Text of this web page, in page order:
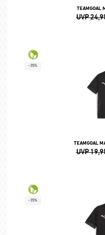
TEAMGOAL
UVP
-35%
TEAMGOAL
UVP
-35%